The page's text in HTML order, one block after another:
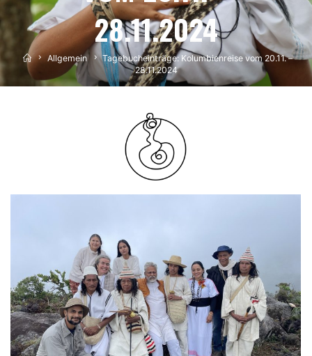
28.11.2024
HomeAllgemein
Tagebucheinträge: Kolumbienreise vom 20.11. –
28.11.2024